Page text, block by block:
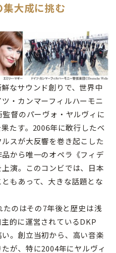
大成に挑む
なサウンド創りで、世界中
・カンマーフィルハーモニ
督のパーヴォ・ヤルヴィに
たす。2006年に敢行したベ
スが大反響を巻き起こした
から唯一のオペラ《フィデ
演。このコンビでは、日本
もあって、大きな話題とな
のはその7年後と歴史は浅
的に運営されているDKP
。創立当初から、高い音楽
が、特に2004年にヤルヴィ